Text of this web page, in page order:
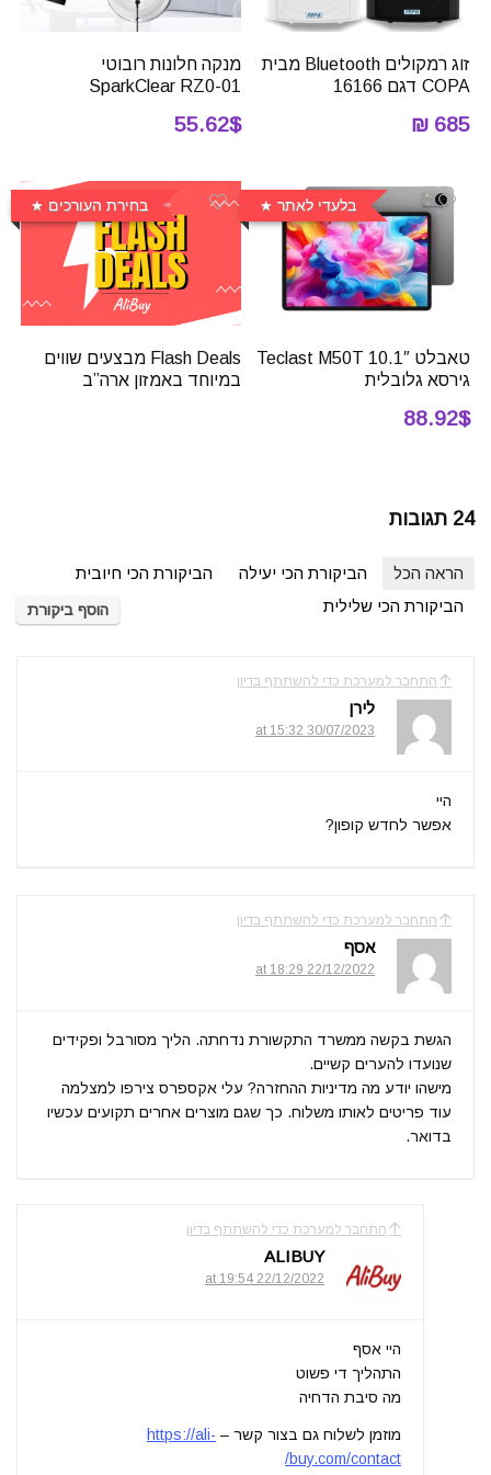
זוג רמקולים Bluetooth מבית
COPA דגם 16166
685 ₪
מנקה חלונות רובוטי
SparkClear RZ0-01
55.62$
בלעדי לאתר
טאבלט 10.1″ Teclast M50T
גירסא גלובלית
88.92$
בחירת העורכים
Flash Deals מבצעים שווים
במיוחד באמזון ארה”ב
24 תגובות
הראה הכל הביקורת הכי יעילה
הביקורת הכי חיובית
הביקורת הכי שלילית
הוסף ביקורת
התחבר למערכת כדי להשתתף בדיון
לירן
30/07/2023 at 15:32
היי
אפשר לחדש קופון?
התחבר למערכת כדי להשתתף בדיון
אסף
22/12/2022 at 18:29
הגשת בקשה ממשרד התקשורת נדחתה. הליך מסורבל ופקידים
שנועדו להערים קשיים.
מישהו יודע מה מדיניות ההחזרה? עלי אקספרס צירפו למצלמה
עוד פריטים לאותו משלוח. כך שגם מוצרים אחרים תקועים עכשיו
בדואר.
התחבר למערכת כדי להשתתף בדיון
ALIBUY
22/12/2022 at 19:54
היי אסף
התהליך די פשוט
מה סיבת הדחיה
מוזמן לשלוח גם בצור קשר – https://ali-
buy.com/contact/